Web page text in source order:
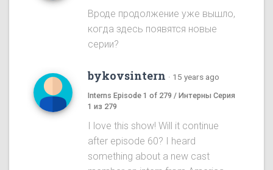
Вроде продолжение уже вышло,
когда здесь появятся новые
серии?
bykovsintern · 15 years ago
Interns Episode 1 of 279 / Интерны Серия
1 из 279
I love this show! Will it continue
after episode 60? I heard
something about a new cast